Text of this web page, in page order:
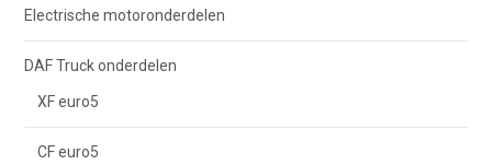
Electrische motoronderdelen
DAF Truck onderdelen
XF euro5
CF euro5